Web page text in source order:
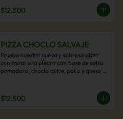
$12.500
PIZZA CHOCLO SALVAJE
Prueba nuestra nueva y sabrosa pizza
con masa a la piedra con base de salsa
pomodoro, choclo dulce, pollo y queso
$12.500